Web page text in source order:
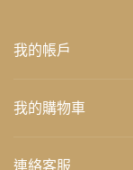
我的帳戶
我的購物車
連絡客服